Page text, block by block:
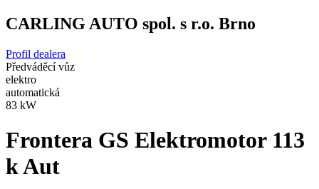
CARLING AUTO spol. s r.o. Brno
Profil dealera
Předváděcí vůz
elektro
automatická
83 kW
Frontera GS Elektromotor 113
k Aut